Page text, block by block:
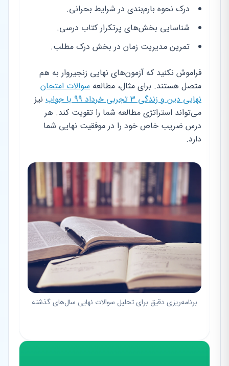
درک نحوه بارم‌بندی در شرایط بحرانی.
شناسایی بخش‌های پرتکرار کتاب درسی.
تمرین مدیریت زمان در بخش درک مطلب.
فراموش نکنید که آزمون‌های نهایی زنجیروار به هم
متصل هستند. برای مثال، مطالعه سوالات امتحان
نهایی دین و زندگی 3 تجربی خرداد 99 با جواب
نیز
می‌تواند استراتژی مطالعه شما را تقویت کند. هر
درس ضریب خاص خود را در موفقیت نهایی شما
دارد.
برنامه‌ریزی دقیق برای تحلیل سوالات نهایی سال‌های گذشته